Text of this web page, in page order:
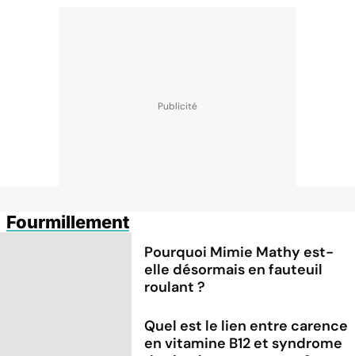
Fourmillement
Pourquoi Mimie Mathy est-
elle désormais en fauteuil
roulant ?
Quel est le lien entre carence
en vitamine B12 et syndrome